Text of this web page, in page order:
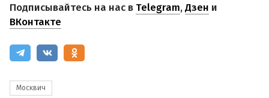
Подписывайтесь на нас в Telegram,Дзен и
ВКонтакте
Москвич